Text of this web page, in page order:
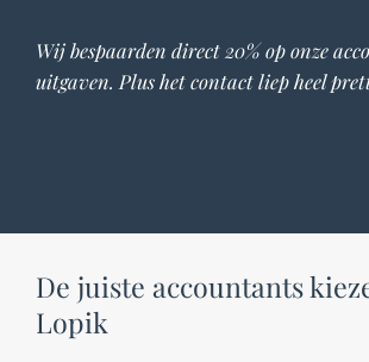
Wij bespaarden direct 20% op onze
uitgaven. Plus het contact liep heel
De juiste accountants
Lopik